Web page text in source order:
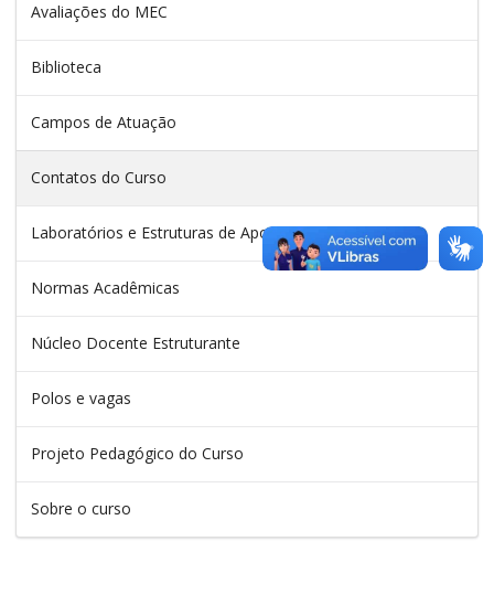
Avaliações do MEC
Biblioteca
Campos de Atuação
Contatos do Curso
Laboratórios e Estruturas de Apoio
Normas Acadêmicas
Núcleo Docente Estruturante
Polos e vagas
Projeto Pedagógico do Curso
Sobre o curso